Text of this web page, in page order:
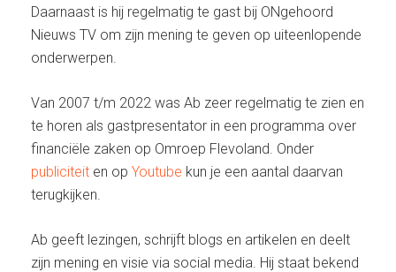
Daarnaast is hij regelmatig te gast bij ONgehoord
Nieuws TV om zijn mening te geven op uiteenlopende
onderwerpen.
Van 2007 t/m 2022 was Ab zeer regelmatig te zien en
te horen als gastpresentator in een programma over
financiële zaken op Omroep Flevoland. Onder
publiciteit en op Youtube kun je een aantal daarvan
terugkijken.
Ab geeft lezingen, schrijft blogs en artikelen en deelt
zijn mening en visie via social media. Hij staat bekend